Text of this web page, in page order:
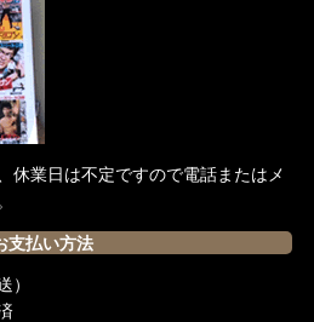
休業日は不定ですので電話またはメ
支払い方法
）